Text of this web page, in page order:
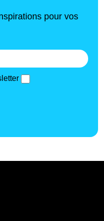
pour vos